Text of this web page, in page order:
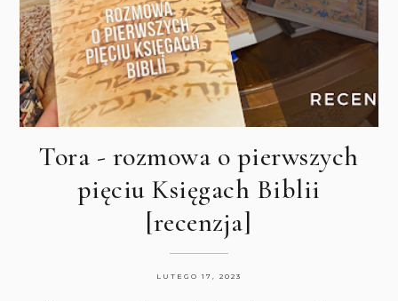
Tora - rozmowa o pierwszych
pięciu Księgach Biblii
[recenzja]
LUTEGO 17, 2023